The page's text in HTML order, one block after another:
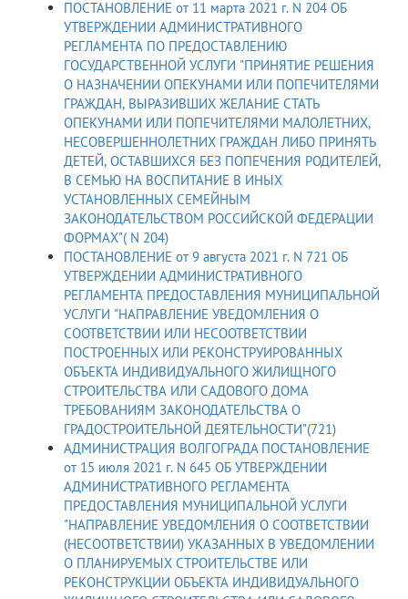
ПОСТАНОВЛЕНИЕ от 11 марта 2021 г. N 204 ОБ
УТВЕРЖДЕНИИ АДМИНИСТРАТИВНОГО
РЕГЛАМЕНТА ПО ПРЕДОСТАВЛЕНИЮ
ГОСУДАРСТВЕННОЙ УСЛУГИ "ПРИНЯТИЕ РЕШЕНИЯ
О НАЗНАЧЕНИИ ОПЕКУНАМИ ИЛИ ПОПЕЧИТЕЛЯМИ
ГРАЖДАН, ВЫРАЗИВШИХ ЖЕЛАНИЕ СТАТЬ
ОПЕКУНАМИ ИЛИ ПОПЕЧИТЕЛЯМИ МАЛОЛЕТНИХ,
НЕСОВЕРШЕННОЛЕТНИХ ГРАЖДАН ЛИБО ПРИНЯТЬ
ДЕТЕЙ, ОСТАВШИХСЯ БЕЗ ПОПЕЧЕНИЯ РОДИТЕЛЕЙ,
В СЕМЬЮ НА ВОСПИТАНИЕ В ИНЫХ
УСТАНОВЛЕННЫХ СЕМЕЙНЫМ
ЗАКОНОДАТЕЛЬСТВОМ РОССИЙСКОЙ ФЕДЕРАЦИИ
ФОРМАХ"( N 204)
ПОСТАНОВЛЕНИЕ от 9 августа 2021 г. N 721 ОБ
УТВЕРЖДЕНИИ АДМИНИСТРАТИВНОГО
РЕГЛАМЕНТА ПРЕДОСТАВЛЕНИЯ МУНИЦИПАЛЬНОЙ
УСЛУГИ "НАПРАВЛЕНИЕ УВЕДОМЛЕНИЯ О
СООТВЕТСТВИИ ИЛИ НЕСООТВЕТСТВИИ
ПОСТРОЕННЫХ ИЛИ РЕКОНСТРУИРОВАННЫХ
ОБЪЕКТА ИНДИВИДУАЛЬНОГО ЖИЛИЩНОГО
СТРОИТЕЛЬСТВА ИЛИ САДОВОГО ДОМА
ТРЕБОВАНИЯМ ЗАКОНОДАТЕЛЬСТВА О
ГРАДОСТРОИТЕЛЬНОЙ ДЕЯТЕЛЬНОСТИ"(721)
АДМИНИСТРАЦИЯ ВОЛГОГРАДА ПОСТАНОВЛЕНИЕ
от 15 июля 2021 г. N 645 ОБ УТВЕРЖДЕНИИ
АДМИНИСТРАТИВНОГО РЕГЛАМЕНТА
ПРЕДОСТАВЛЕНИЯ МУНИЦИПАЛЬНОЙ УСЛУГИ
"НАПРАВЛЕНИЕ УВЕДОМЛЕНИЯ О СООТВЕТСТВИИ
(НЕСООТВЕТСТВИИ) УКАЗАННЫХ В УВЕДОМЛЕНИИ
О ПЛАНИРУЕМЫХ СТРОИТЕЛЬСТВЕ ИЛИ
РЕКОНСТРУКЦИИ ОБЪЕКТА ИНДИВИДУАЛЬНОГО